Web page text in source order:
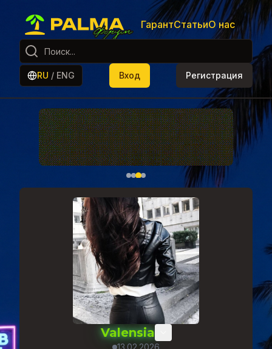
ГарантСтатьиО нас
RU / ENG Вход Регистрация
Valensia
13.02.2026